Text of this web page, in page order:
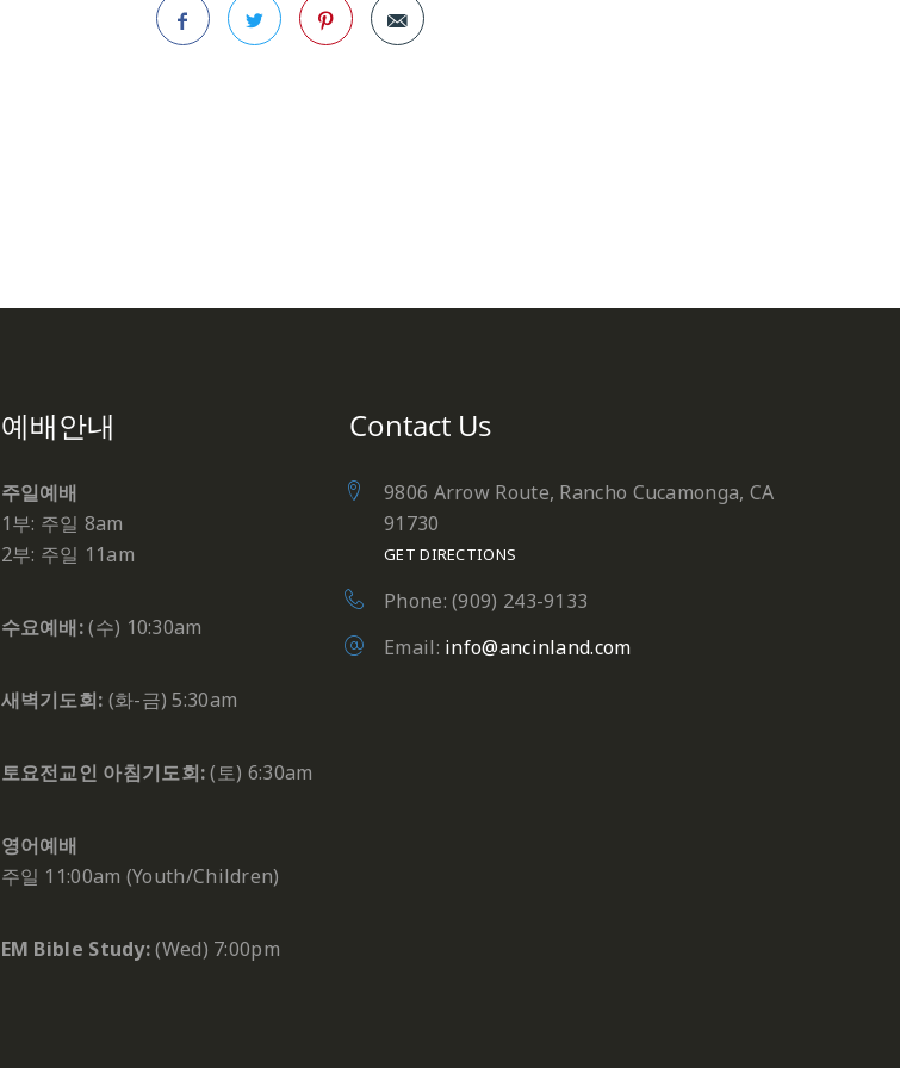
예배안내
주일예배
1부: 주일 8am
2부: 주일 11am
수요예배:(수) 10:30am
새벽기도회: (화-금) 5:30am
토요전교인 아침기도회:(토) 6:30am
영어예배
주일 11:00am (Youth/Children)
EM Bible Study:(Wed) 7:00pm
Contact Us
9806 Arrow Route, Rancho Cucamonga, CA
91730
GET DIRECTIONS
Phone: (909) 243-9133
Email: info@ancinland.com